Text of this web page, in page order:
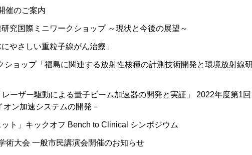
催のご案内
究国際ミニワークショップ ～現状と今後の展望～
やさしい重粒子線がん治療」
ショップ「福島に関連する放射性核種の計測技術開発と環境放射線
ーザー駆動による量子ビーム加速器の開発と実証」 2022年度第1
ン加速システムの開発－
ット」キックオフ Bench to Clinical シンポジウム
術大会 一般市民講演会開催のお知らせ